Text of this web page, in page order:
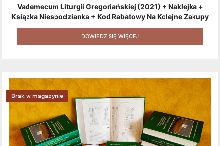
Vademecum Liturgii Gregoriańskiej (2021) + Naklejka +
Książka Niespodzianka + Kod Rabatowy Na Kolejne Zakupy
+ Gratis (książka W Formacie Elektronicznym) [zestaw 3
Produktów + Kod Rabatowy + Gratis]
DOWIEDZ SIĘ WIĘCEJ
Brak w magazynie